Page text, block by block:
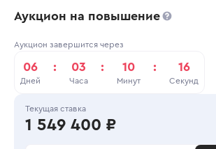
Аукцион на повышение
Аукцион завершится через
06
Дней
: 03
Часа
: 10
Минут
: 16
Секунд
Текущая ставка
1 549 400 ₽